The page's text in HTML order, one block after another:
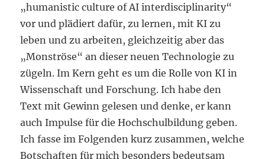
„humanistic culture of AI interdisciplinarity“
vor und plädiert dafür, zu lernen, mit KI zu
leben und zu arbeiten, gleichzeitig aber das
„Monströse“ an dieser neuen Technologie zu
zügeln. Im Kern geht es um die Rolle von KI in
Wissenschaft und Forschung. Ich habe den
Text mit Gewinn gelesen und denke, er kann
auch Impulse für die Hochschulbildung geben.
Ich fasse im Folgenden kurz zusammen, welche
Botschaften für mich besonders bedeutsam